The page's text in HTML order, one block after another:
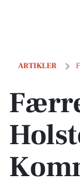
ARTIKLER
Færre